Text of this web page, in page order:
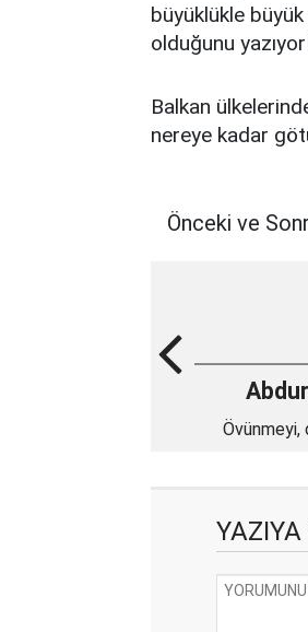
büyüklükle
olduğunu
Balkan
nereye kadar
Önceki ve
Övünmeyi,
YAZIYA